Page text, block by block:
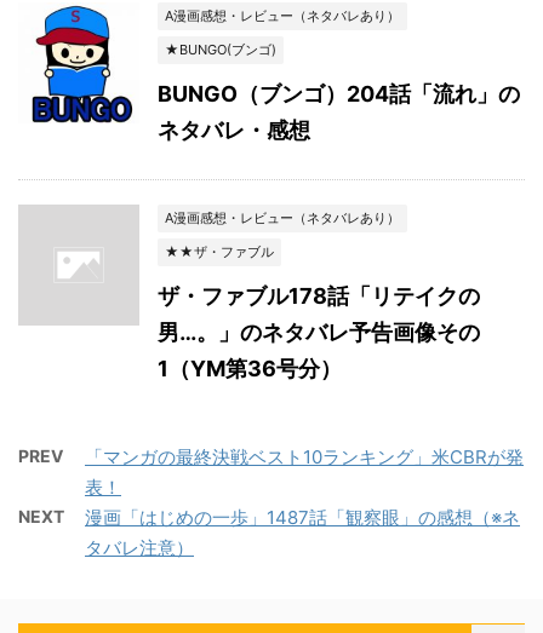
A漫画感想・レビュー（ネタバレあり）
★BUNGO(ブンゴ)
BUNGO（ブンゴ）204話「流れ」の
ネタバレ・感想
A漫画感想・レビュー（ネタバレあり）
★★ザ・ファブル
ザ・ファブル178話「リテイクの
男…。」のネタバレ予告画像その
1（YM第36号分）
PREV
「マンガの最終決戦ベスト10ランキング」米CBRが発
表！
NEXT
漫画「はじめの一歩」1487話「観察眼」の感想（※ネ
タバレ注意）